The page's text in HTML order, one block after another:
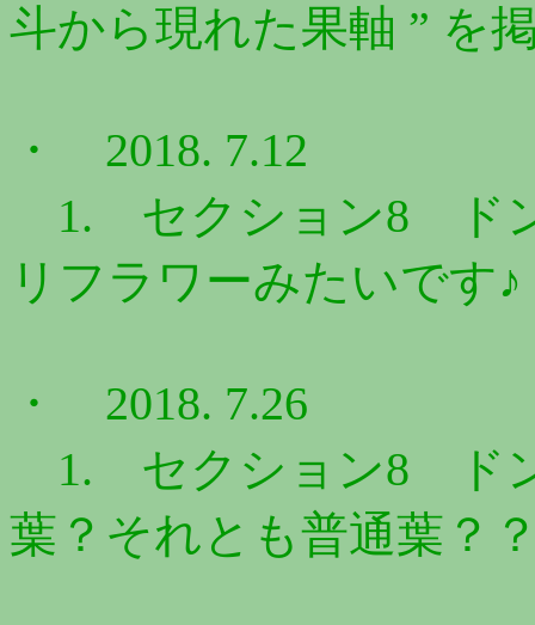
斗から現れた果軸 ” を
・ 2018. 7.12
1. セクション8 ドン
リフラワーみたいです♪
・ 2018. 7.26
1. セクション8 ドン
葉？それとも普通葉？